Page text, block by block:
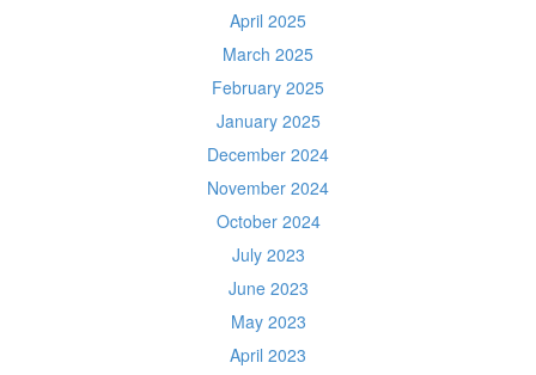
April 2025
March 2025
February 2025
January 2025
December 2024
November 2024
October 2024
July 2023
June 2023
May 2023
April 2023